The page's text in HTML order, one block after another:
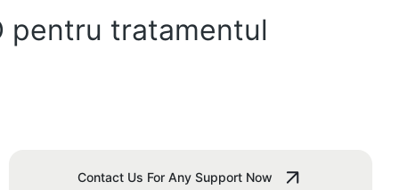
pentru tratamentul
Contact Us For Any Support Now